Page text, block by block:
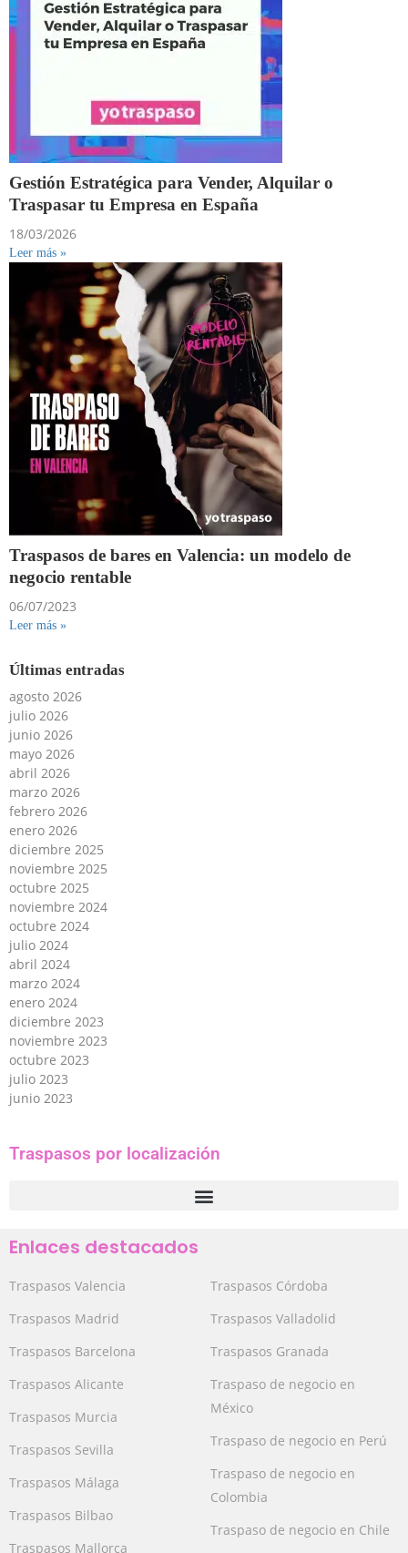
Gestión Estratégica para Vender, Alquilar o
Traspasar tu Empresa en España
18/03/2026
Leer más »
Traspasos de bares en Valencia: un modelo de
negocio rentable
06/07/2023
Leer más »
Últimas entradas
agosto 2026
julio 2026
junio 2026
mayo 2026
abril 2026
marzo 2026
febrero 2026
enero 2026
diciembre 2025
noviembre 2025
octubre 2025
noviembre 2024
octubre 2024
julio 2024
abril 2024
marzo 2024
enero 2024
diciembre 2023
noviembre 2023
octubre 2023
julio 2023
junio 2023
Traspasos por localización
Enlaces destacados
Traspasos Valencia
Traspasos Madrid
Traspasos Barcelona
Traspasos Alicante
Traspasos Murcia
Traspasos Sevilla
Traspasos Málaga
Traspasos Bilbao
Traspasos Mallorca
Traspasos Córdoba
Traspasos Valladolid
Traspasos Granada
Traspaso de negocio en
México
Traspaso de negocio en Perú
Traspaso de negocio en
Colombia
Traspaso de negocio en Chile